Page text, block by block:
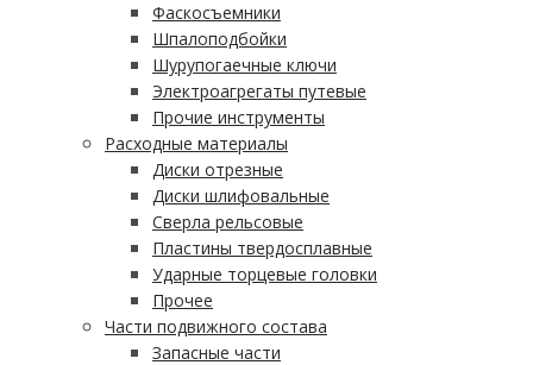
Фаскосъемники
Шпалоподбойки
Шурупогаечные ключи
Электроагрегаты путевые
Прочие инструменты
Расходные материалы
Диски отрезные
Диски шлифовальные
Сверла рельсовые
Пластины твердосплавные
Ударные торцевые головки
Прочее
Части подвижного состава
Запасные части